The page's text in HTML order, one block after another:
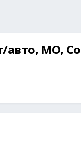
авто, МО,